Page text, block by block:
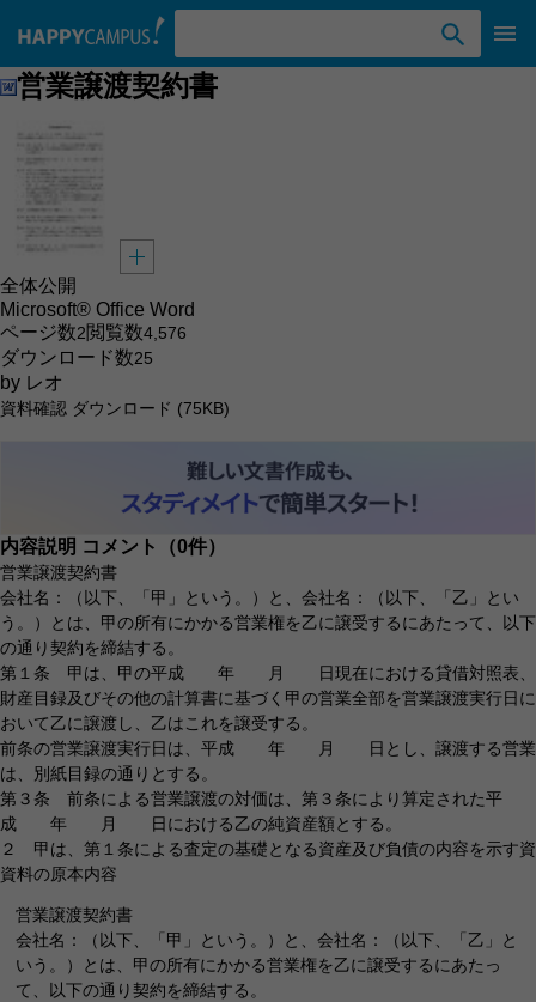
営業譲渡契約書
全体公開
Microsoft® Office Word
ページ数2閲覧数4,576
ダウンロード数25
by レオ
資料確認 ダウンロード (75KB)
内容説明 コメント（0件）
営業譲渡契約書
会社名：（以下、「甲」という。）と、会社名：（以下、「乙」とい
う。）とは、甲の所有にかかる営業権を乙に譲受するにあたって、以下
の通り契約を締結する。
第１条 甲は、甲の平成 年 月 日現在における貸借対照表、
財産目録及びその他の計算書に基づく甲の営業全部を営業譲渡実行日に
おいて乙に譲渡し、乙はこれを譲受する。
前条の営業譲渡実行日は、平成 年 月 日とし、譲渡する営業
は、別紙目録の通りとする。
第３条 前条による営業譲渡の対価は、第３条により算定された平
成 年 月 日における乙の純資産額とする。
２ 甲は、第１条による査定の基礎となる資産及び負債の内容を示す資
資料の原本内容
営業譲渡契約書
会社名：（以下、「甲」という。）と、会社名：（以下、「乙」と
いう。）とは、甲の所有にかかる営業権を乙に譲受するにあたっ
て、以下の通り契約を締結する。